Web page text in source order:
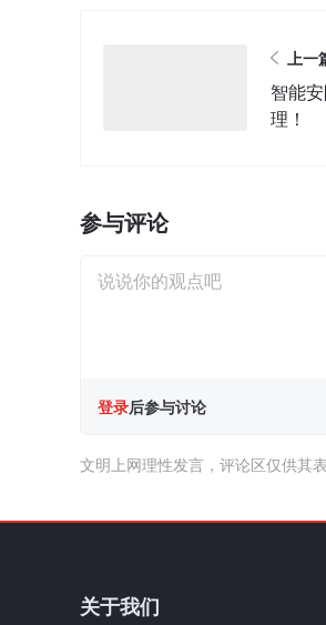
上一
智能
理！
参与评论
登录后参与讨论
文明上网理性发言，评论区仅供其
关于我们